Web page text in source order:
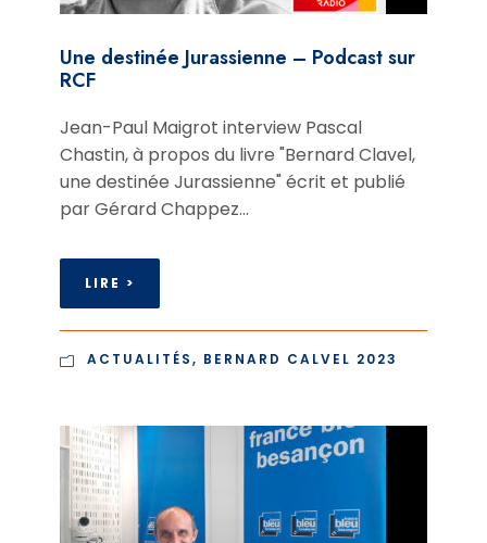
Une destinée Jurassienne – Podcast sur
RCF
Jean-Paul Maigrot interview Pascal
Chastin, à propos du livre "Bernard Clavel,
une destinée Jurassienne" écrit et publié
par Gérard Chappez...
LIRE >
ACTUALITÉS, BERNARD CALVEL 2023